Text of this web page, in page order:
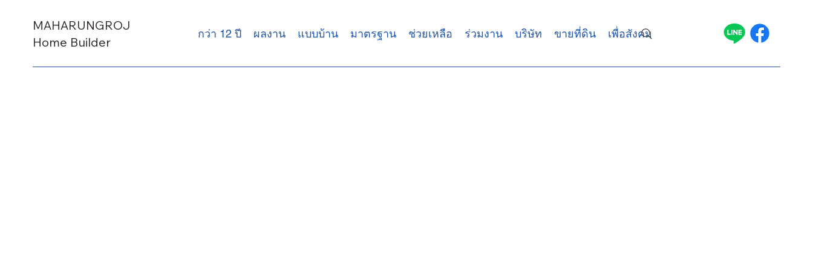
กว่า 12 ปี ผลงาน แบบบ้าน มาตรฐาน ช่วยเหลือ ร่วมงาน บริษัท ขายที่ดิน เพื่อสังคม
MAHARUNGROJ
Home Builder